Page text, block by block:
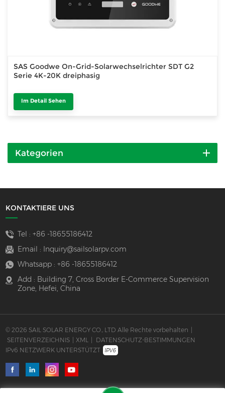
SAS Goodwe On-Grid-Solarwechselrichter SDT G2
Serie 4K-20K dreiphasig
Im Detail Sehen
Kategorien
KONTAKTIERE UNS
Tel : +86 -18655186412
Email :
Inquiry@sailsolarpv.com
Whatsapp : +86 -18655186412
Add : Building 7, Cross Border E-Commerce Supervision
Zone, Hefei, China
© 2026 SAIL SOLAR ENERGY CO., LTD Alle Rechte vorbehalten |
SEITENVERZEICHNIS | XML | DATENSCHUTZ-BESTIMMUNGEN
IPv6 NETZWERK UNTERSTÜTZT